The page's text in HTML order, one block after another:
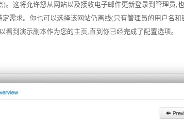
。这将允许您从网站以及接收电子邮件更新登录到管理员,
需求。你也可以选择该网站仍离线(只有管理员的用户名
到演示副本作为您的主页,直到你已经完成了配置选项。